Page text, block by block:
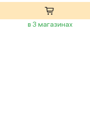
в 3 магазинах